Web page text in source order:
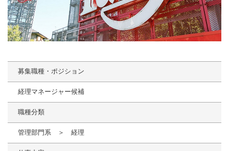
募集職種・ポジション
経理マネージャー候補
職種分類
管理部門系 ＞ 経理